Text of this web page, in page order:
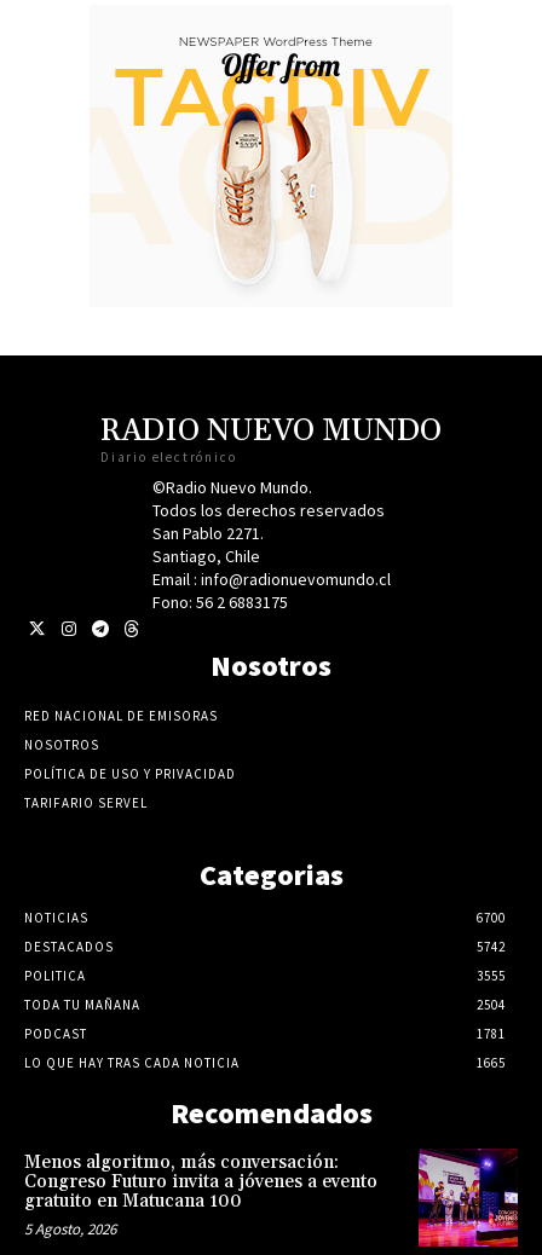
RADIO NUEVO MUNDO
Diario electrónico
©Radio Nuevo Mundo.
Todos los derechos reservados
San Pablo 2271.
Santiago, Chile
Email : info@radionuevomundo.cl
Fono: 56 2 6883175
Nosotros
RED NACIONAL DE EMISORAS
NOSOTROS
POLÍTICA DE USO Y PRIVACIDAD
TARIFARIO SERVEL
Categorias
NOTICIAS
6700
DESTACADOS
5742
POLITICA
3555
TODA TU MAÑANA
2504
PODCAST
1781
LO QUE HAY TRAS CADA NOTICIA
1665
Recomendados
Menos algoritmo, más conversación:
Congreso Futuro invita a jóvenes a evento
gratuito en Matucana 100
5 Agosto, 2026